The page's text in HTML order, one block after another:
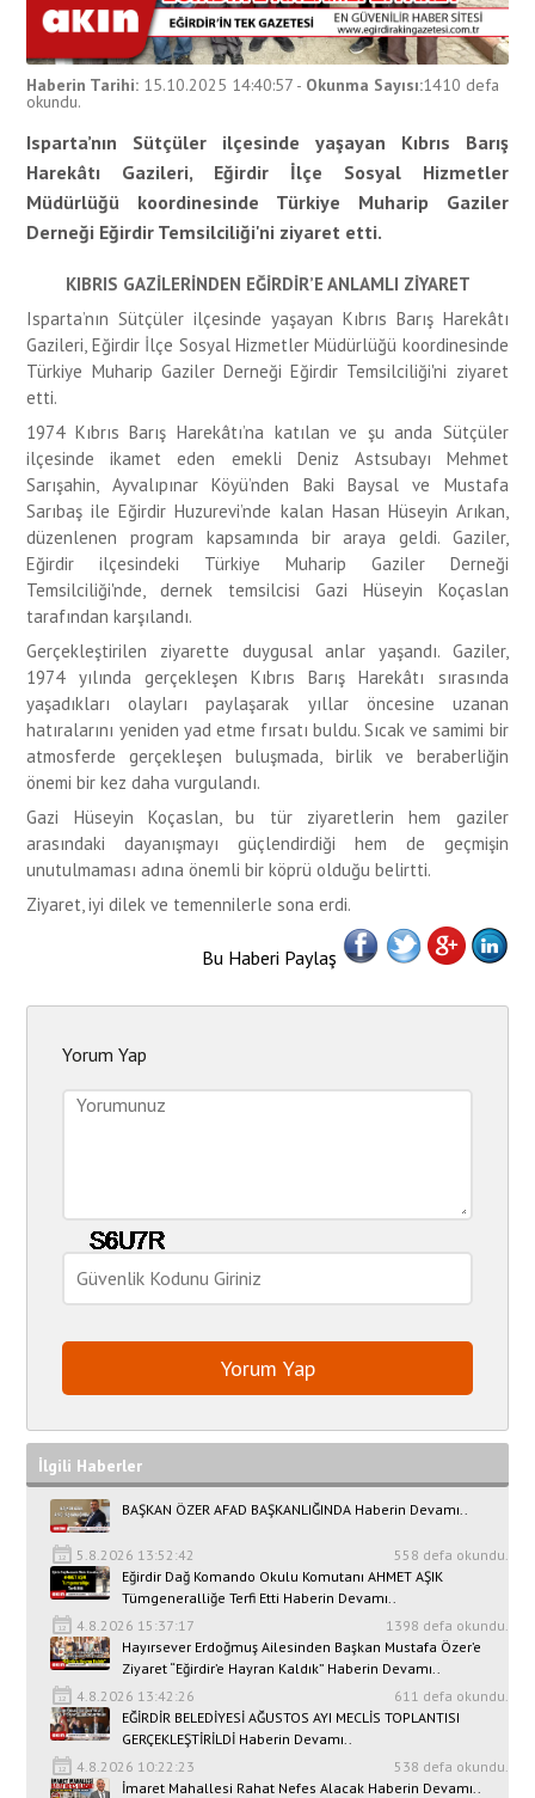
Haberin Tarihi: 15.10.2025 14:40:57 - Okunma Sayısı:1410 defa
okundu.
Isparta’nın Sütçüler ilçesinde yaşayan Kıbrıs Barış
Harekâtı Gazileri, Eğirdir İlçe Sosyal Hizmetler
Müdürlüğü koordinesinde Türkiye Muharip Gaziler
Derneği Eğirdir Temsilciliği'ni ziyaret etti.
KIBRIS GAZİLERİNDEN EĞİRDİR’E ANLAMLI ZİYARET
Isparta’nın Sütçüler ilçesinde yaşayan Kıbrıs Barış Harekâtı
Gazileri, Eğirdir İlçe Sosyal Hizmetler Müdürlüğü koordinesinde
Türkiye Muharip Gaziler Derneği Eğirdir Temsilciliği'ni ziyaret
etti.
1974 Kıbrıs Barış Harekâtı’na katılan ve şu anda Sütçüler
ilçesinde ikamet eden emekli Deniz Astsubayı Mehmet
Sarışahin, Ayvalıpınar Köyü’nden Baki Baysal ve Mustafa
Sarıbaş ile Eğirdir Huzurevi’nde kalan Hasan Hüseyin Arıkan,
düzenlenen program kapsamında bir araya geldi. Gaziler,
Eğirdir ilçesindeki Türkiye Muharip Gaziler Derneği
Temsilciliği'nde, dernek temsilcisi Gazi Hüseyin Koçaslan
tarafından karşılandı.
Gerçekleştirilen ziyarette duygusal anlar yaşandı. Gaziler,
1974 yılında gerçekleşen Kıbrıs Barış Harekâtı sırasında
yaşadıkları olayları paylaşarak yıllar öncesine uzanan
hatıralarını yeniden yad etme fırsatı buldu. Sıcak ve samimi bir
atmosferde gerçekleşen buluşmada, birlik ve beraberliğin
önemi bir kez daha vurgulandı.
Gazi Hüseyin Koçaslan, bu tür ziyaretlerin hem gaziler
arasındaki dayanışmayı güçlendirdiği hem de geçmişin
unutulmaması adına önemli bir köprü olduğu belirtti.
Ziyaret, iyi dilek ve temennilerle sona erdi.
Bu Haberi Paylaş
Yorum Yap
İlgili Haberler
BAŞKAN ÖZER AFAD BAŞKANLIĞINDA Haberin Devamı..
5.8.2026 13:52:42
558 defa okundu.
Eğirdir Dağ Komando Okulu Komutanı AHMET AŞIK
Tümgeneralliğe Terfi Etti Haberin Devamı..
4.8.2026 15:37:17
1398 defa okundu.
Hayırsever Erdoğmuş Ailesinden Başkan Mustafa Özer’e
Ziyaret “Eğirdir’e Hayran Kaldık” Haberin Devamı..
4.8.2026 13:42:26
611 defa okundu.
EĞİRDİR BELEDİYESİ AĞUSTOS AYI MECLİS TOPLANTISI
GERÇEKLEŞTİRİLDİ Haberin Devamı..
4.8.2026 10:22:23
538 defa okundu.
İmaret Mahallesi Rahat Nefes Alacak Haberin Devamı..